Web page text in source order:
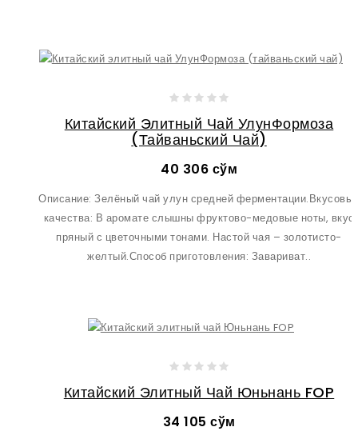
Китайский Элитный Чай УлунФормоза
(тайваньский Чай)
40 306 сўм
Описание: Зелёный чай улун средней
качества: В аромате слышны фруктово-медовые ноты, вкус
пряный с цветочными тонами. Настой чая – золотисто-
желтый.Способ приготовления: Завариват..
Китайский Элитный Чай Юньнань FOP
34 105 сўм